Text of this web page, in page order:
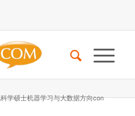
学硕士机器学习与大数据方向con